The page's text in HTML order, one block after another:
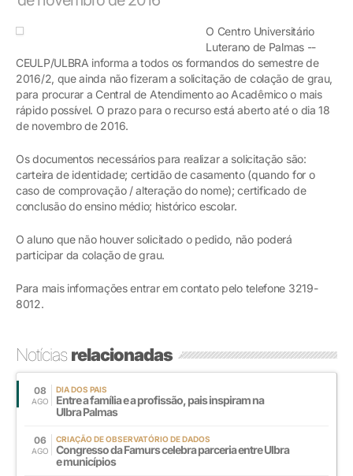
O Centro Universitário
Luterano de Palmas --
CEULP/ULBRA informa a todos os formandos do semestre de
2016/2, que ainda não fizeram a solicitação de colação de grau,
para procurar a Central de Atendimento ao Acadêmico o mais
rápido possível. O prazo para o recurso está aberto até o dia 18
de novembro de 2016.
Os documentos necessários para realizar a solicitação são:
carteira de identidade; certidão de casamento (quando for o
caso de comprovação / alteração do nome); certificado de
conclusão do ensino médio; histórico escolar.
O aluno que não houver solicitado o pedido, não poderá
participar da colação de grau.
Para mais informações entrar em contato pelo telefone 3219-
8012.
Notíciasrelacionadas
08
AGO
DIA DOS PAIS
Entre a família e a profissão, pais inspiram na
Ulbra Palmas
06
AGO
CRIAÇÃO DE OBSERVATÓRIO DE DADOS
Congresso da Famurs celebra parceria entre Ulbra
e municípios